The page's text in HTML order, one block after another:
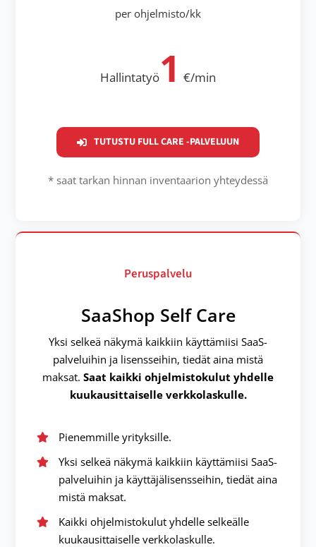
per ohjelmisto/kk
Hallintatyö1 €/min
TUTUSTU FULL CARE -PALVELUUN
* saat tarkan hinnan inventaarion yhteydessä
Peruspalvelu
SaaShop Self Care
Yksi selkeä näkymä kaikkiin käyttämiisi SaaS-
palveluihin ja lisensseihin, tiedät aina mistä
maksat. Saat kaikki ohjelmistokulut yhdelle
kuukausittaiselle verkkolaskulle.
Pienemmille yrityksille.
Yksi selkeä näkymä kaikkiin käyttämiisi SaaS-
palveluihin ja käyttäjälisensseihin, tiedät aina
mistä maksat.
Kaikki ohjelmistokulut yhdelle selkeälle
kuukausittaiselle verkkolaskulle.